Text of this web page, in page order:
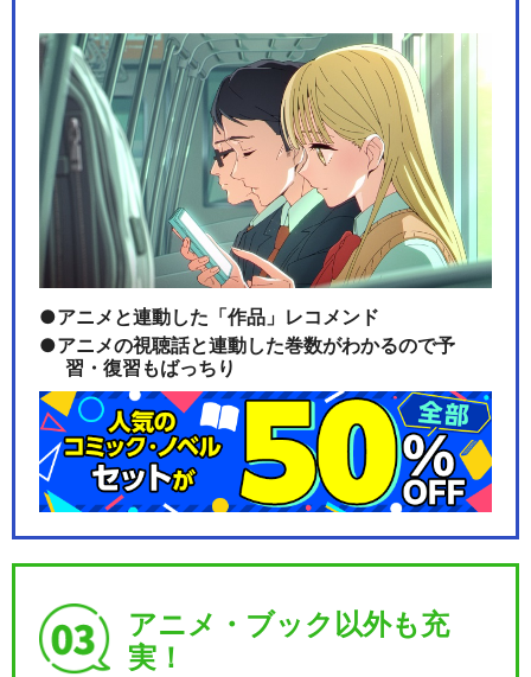
アニメと連動した「作品」レコメンド
アニメの視聴話と連動した巻数がわかるので予
習・復習もばっちり
アニメ・ブック以外も充
実！